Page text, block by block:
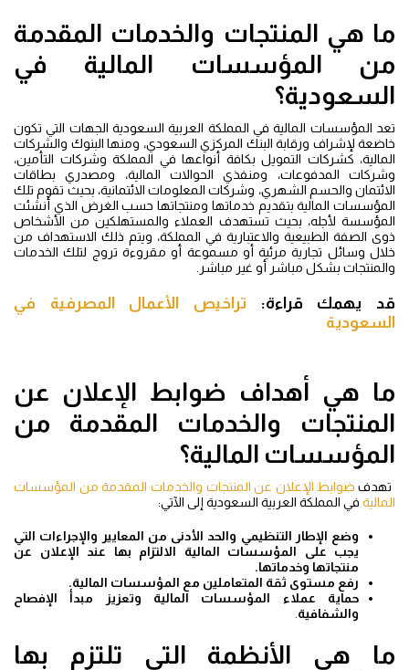
ما هي المنتجات والخدمات المقدمة
من المؤسسات المالية في
السعودية؟
تعد المؤسسات المالية في المملكة العربية السعودية الجهات التي تكون
خاضعة لإشراف ورقابة البنك المركزي السعودي، ومنها البنوك والشركات
المالية، كشركات التمويل بكافة أنواعها في المملكة وشركات التأمين،
وشركات المدفوعات، ومنفذي الحوالات المالية، ومصدري بطاقات
الائتمان والحسم الشهري، وشركات المعلومات الائتمانية، بحيث تقوم تلك
المؤسسات المالية بتقديم خدماتها ومنتجاتها حسب الغرض الذي أنشئت
المؤسسة لأجله، بحيث تستهدف العملاء والمستهلكين من الأشخاص
ذوى الصفة الطبيعية والاعتبارية في المملكة، ويتم ذلك الاستهداف من
خلال وسائل تجارية مرئية أو مسموعة أو مقروءة تروج لتلك الخدمات
والمنتجات بشكل مباشر أو غير مباشر.
قد يهمك قراءة: تراخيص الأعمال المصرفية في
السعودية
ما هي أهداف ضوابط الإعلان عن
المنتجات والخدمات المقدمة من
المؤسسات المالية؟
تهدف ضوابط الإعلان عن المنتجات والخدمات المقدمة من المؤسسات
المالية في المملكة العربية السعودية إلى الآتي:
وضع الإطار التنظيمي والحد الأدنى من المعايير والإجراءات التي
يجب على المؤسسات المالية الالتزام بها عند الإعلان عن
منتجاتها وخدماتها.
رفع مستوى ثقة المتعاملين مع المؤسسات المالية.
حماية عملاء المؤسسات المالية وتعزيز مبدأ الإفصاح
والشفافية
ما هي الأنظمة التي تلتزم بها